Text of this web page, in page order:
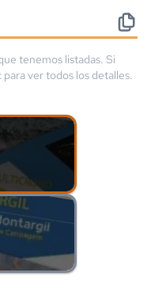
tenemos listadas. Si
ver todos los detalles.